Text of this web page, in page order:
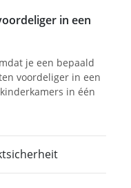
in een
je een bepaald
voordeliger in een
in één